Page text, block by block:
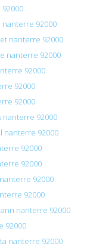
nanterre 92000
nanterre 92000
nanterre 92000
92000
92000
92000
nanterre 92000
nanterre 92000
92000
92000
92000
92000
nanterre 92000
92000
nanterre 92000